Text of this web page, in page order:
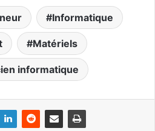
Informatique
Matériels
informatique